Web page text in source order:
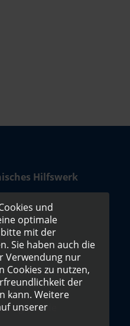
Hilfswerk
- 288769825
thw.de
und
optimale
bitte mit der
Sie haben auch die
Verwendung nur
Cookies zu nutzen,
der
kann. Weitere
unserer